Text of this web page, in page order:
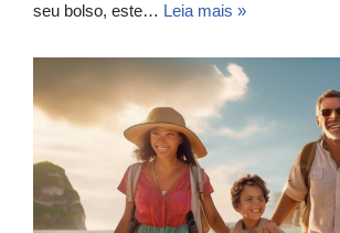
seu bolso, este… Leia mais »